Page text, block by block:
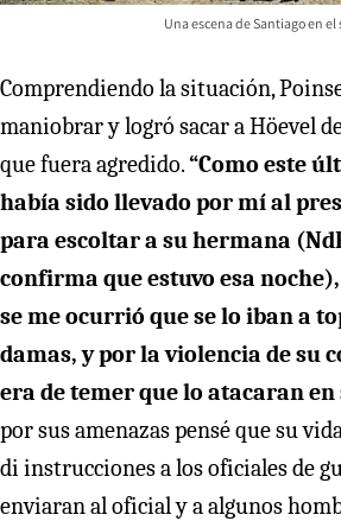
Una escena de Santiago en
Comprendiendo la situación,
maniobrar y logró sacar a Höevel
que fuera agredido.“Como este
había sido llevado por mí al
para escoltar a su hermana
confirma que estuvo esa
se me ocurrió que se lo iban a
damas, y por la violencia de su
era de temer que lo atacaran
por sus amenazas pensé que su
di instrucciones a los oficiales de
enviaran al oficial y a algunos